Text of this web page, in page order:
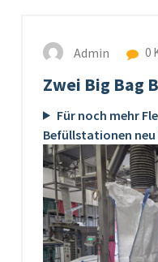
Admin 0
Zwei Big Bag
Für noch mehr
Befüllstationen neu